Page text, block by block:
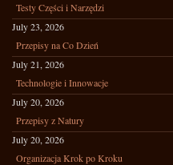
Testy Części i Narzędzi
July 23, 2026
Przepisy na Co Dzień
July 21, 2026
Technologie i Innowacje
July 20, 2026
Przepisy z Natury
July 20, 2026
Organizacja Krok po Kroku